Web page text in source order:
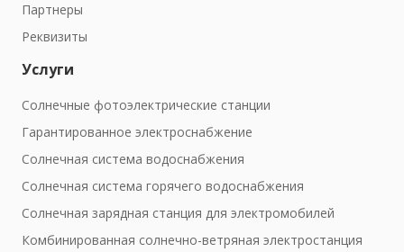
Партнеры
Реквизиты
Услуги
Солнечные фотоэлектрические станции
Гарантированное электроснабжение
Солнечная система водоснабжения
Солнечная система горячего водоснабжения
Солнечная зарядная станция для электромобилей
Комбинированная солнечно-ветряная электростанция